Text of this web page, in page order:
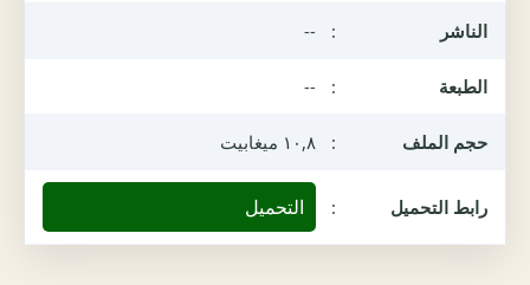
الناشر :
--
الطبعة :
--
حجم الملف : ١٠,٨ ميغابيت
رابط التحميل : التحميل